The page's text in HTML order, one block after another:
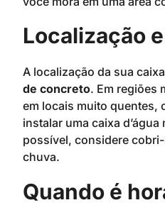
Localização
A localização da sua
de concreto. Em regiões
em locais muito quentes,
instalar uma caixa
possível, considere
chuva.
Quando é